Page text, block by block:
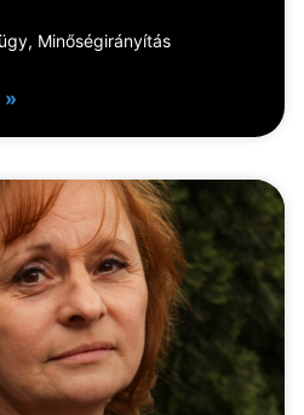
Minőségirányítás
»